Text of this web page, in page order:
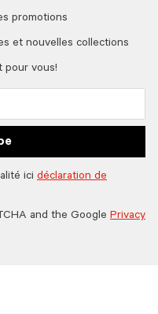
promotions
et nouvelles collections
pour vous!
ici déclaration de
and the Google Privacy